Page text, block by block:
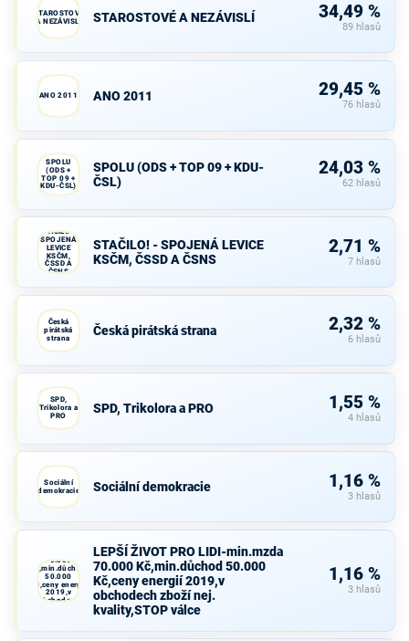
STAROSTOVÉ
A NEZÁVISLÍ
STAROSTOVÉ A NEZÁVISLÍ 34,49 %
89 hlasů
ANO 2011 ANO 2011 29,45 %
76 hlasů
SPOLU
(ODS +
TOP 09 +
KDU-ČSL)
SPOLU (ODS + TOP 09 + KDU-
ČSL)
24,03 %
62 hlasů
STAČILO! -
SPOJENÁ
LEVICE
KSČM,
ČSSD A
ČSNS
STAČILO! - SPOJENÁ LEVICE
KSČM, ČSSD A ČSNS
2,71 %
7 hlasů
Česká
pirátská
strana
Česká pirátská strana 2,32 %
6 hlasů
SPD,
Trikolora a
PRO
SPD, Trikolora a PRO 1,55 %
4 hlasů
Sociální
demokracie
Sociální demokracie 1,16 %
3 hlasů
70.000
Kč,min.důchod
50.000
Kč,ceny energií
2019,v
obchodech
LEPŠÍ ŽIVOT PRO LIDI-min.mzda
70.000 Kč,min.důchod 50.000
Kč,ceny energií 2019,v
obchodech zboží nej.
kvality,STOP válce
1,16 %
3 hlasů